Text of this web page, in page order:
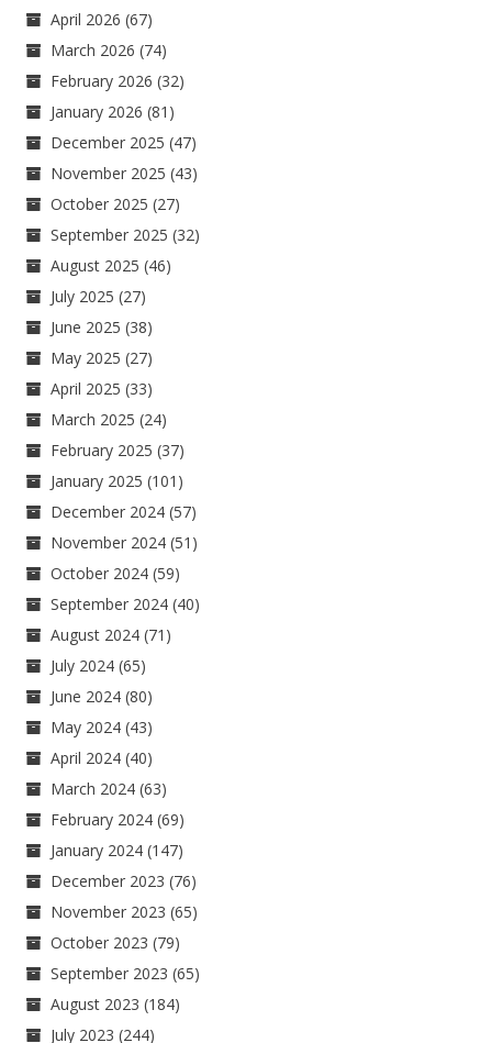
April 2026 (67)
March 2026 (74)
February 2026 (32)
January 2026 (81)
December 2025 (47)
November 2025 (43)
October 2025 (27)
September 2025 (32)
August 2025 (46)
July 2025 (27)
June 2025 (38)
May 2025 (27)
April 2025 (33)
March 2025 (24)
February 2025 (37)
January 2025 (101)
December 2024 (57)
November 2024 (51)
October 2024 (59)
September 2024 (40)
August 2024 (71)
July 2024 (65)
June 2024 (80)
May 2024 (43)
April 2024 (40)
March 2024 (63)
February 2024 (69)
January 2024 (147)
December 2023 (76)
November 2023 (65)
October 2023 (79)
September 2023 (65)
August 2023 (184)
July 2023 (244)